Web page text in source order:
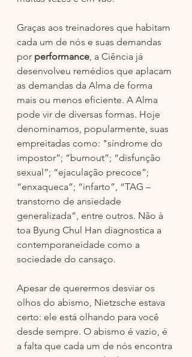
Graças aos treinadores que habitam
cada um de nós e suas demandas
por performance, a Ciência já
desenvolveu remédios que aplacam
as demandas da Alma de forma
mais ou menos eficiente. A Alma
pode vir de diversas formas. Hoje
denominamos, popularmente, suas
empreitadas como: "síndrome do
impostor”; “burnout”; “disfunção
sexual”; “ejaculação precoce”;
“enxaqueca”; “infarto”, “TAG –
transtorno de ansiedade
generalizada”, entre outros. Não à
toa Byung Chul Han diagnostica a
contemporaneidade como a
sociedade do cansaço.
Apesar de querermos desviar os
olhos do abismo, Nietzsche estava
certo: ele está olhando para você
desde sempre. O abismo é vazio, é
a falta que cada um de nós encontra